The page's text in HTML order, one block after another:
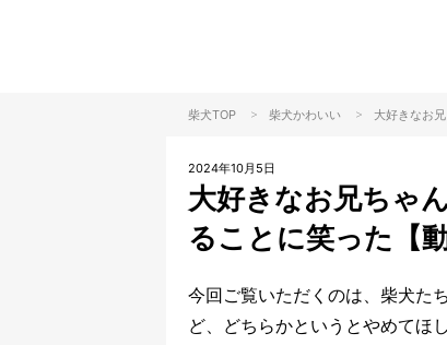
柴犬TOP > 柴犬かわいい > 大好きなお
2024年10月5日
大好きなお兄ちゃ
ることに笑った【動
今回ご覧いただくのは、柴犬た
ど、どちらかというとやめてほ